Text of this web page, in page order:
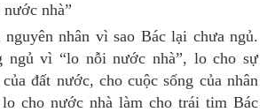
nhà”
nhân vì sao Bác lại chưa ngủ.
ngủ vì “lo nỗi nước nhà”, lo cho sự
đất nước, cho cuộc sống của nhân
cho nước nhà làm cho trái tim Bác